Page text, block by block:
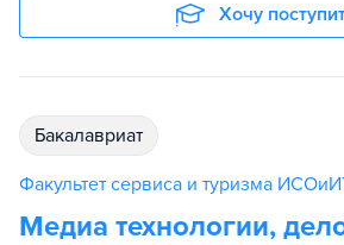
Хочу
бакалавриат
Факультет сервиса и туризма
Медиа технологии,